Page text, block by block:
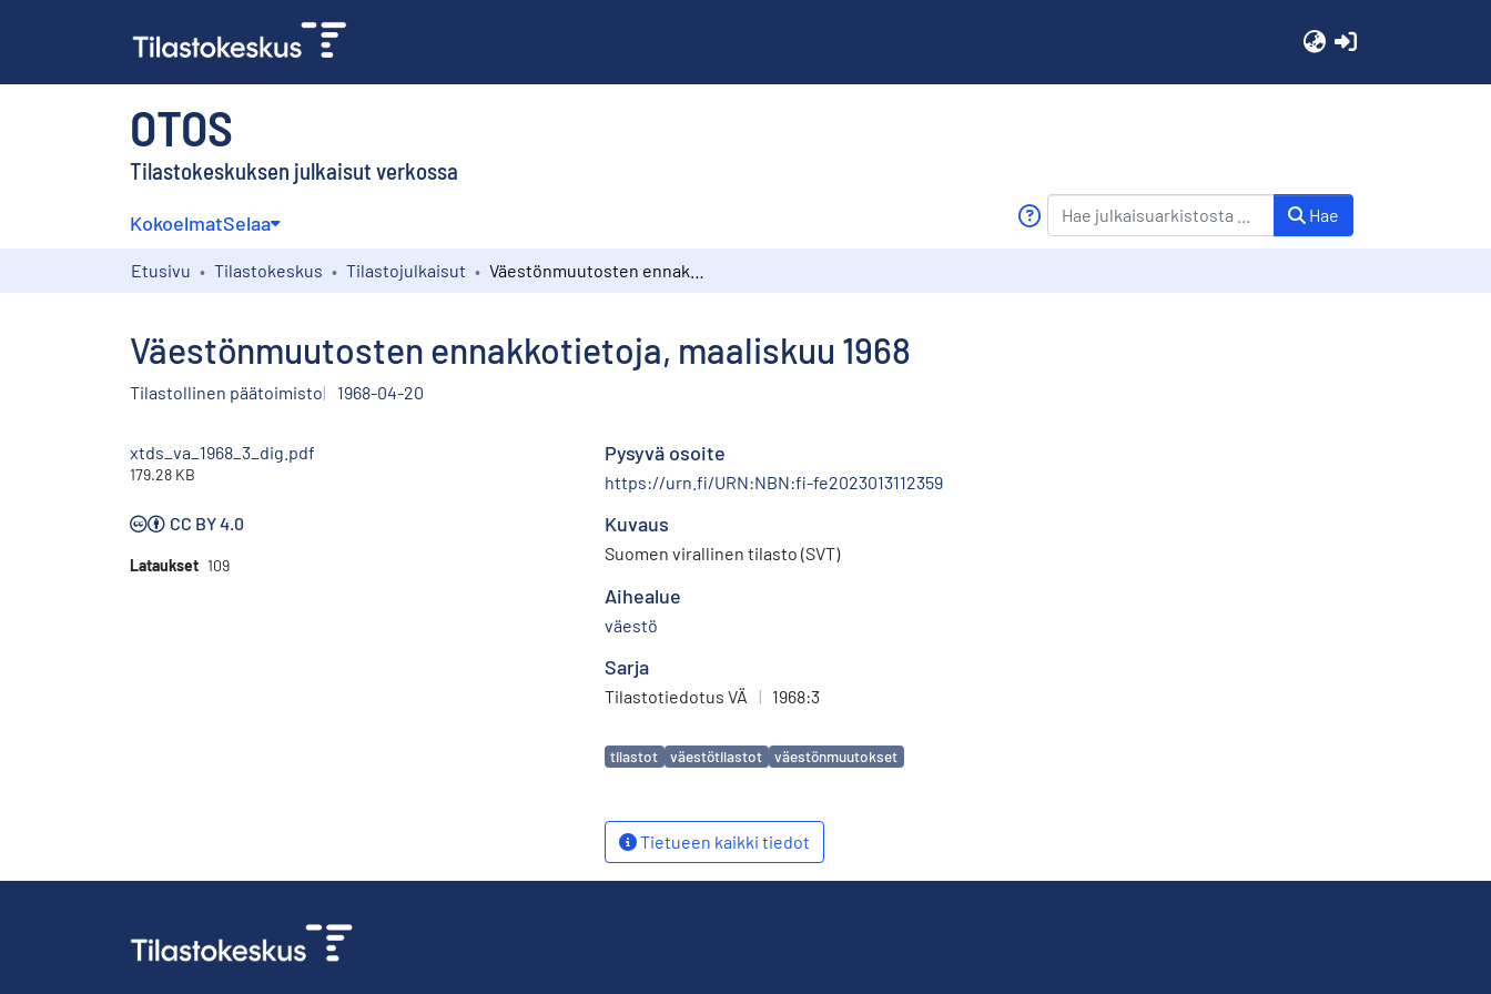
OTOS
Tilastokeskuksen julkaisut verkossa
KokoelmatSelaa Hae
Etusivu Tilastokeskus Tilastojulkaisut
Väestönmuutosten ennakkotietoja, maaliskuu 1968
Tilastollinen päätoimisto 1968-04-20
xtds_va_1968_3_dig.pdf
179.28 KB
CC BY 4.0
Lataukset 109
Pysyvä osoite
https://urn.fi/URN:NBN:fi-fe2023013112359
Kuvaus
Suomen virallinen tilasto (SVT)
Aihealue
väestö
Sarja
Tilastotiedotus VÄ | 1968:3
Avainsanat
tilastot väestötilastot väestönmuutokset
Tietueen kaikki tiedot